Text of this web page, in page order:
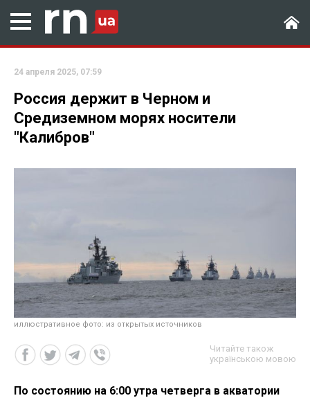
24 апреля 2025, 07:59
Россия держит в Черном и
Средиземном морях носители
"Калибров"
иллюстративное фото: из открытых источников
Читайте також
українською мовою
По состоянию на 6:00 утра четверга в акватории